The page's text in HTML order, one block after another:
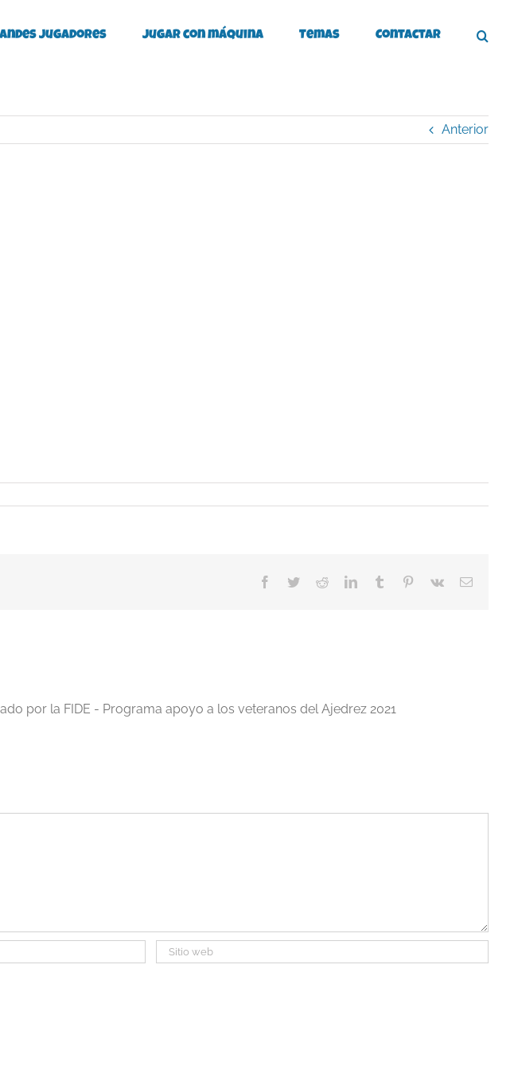
Jugadores Jugar con máquina Temas Contactar
Anterior
Facebook
TwitterRedditLinkedInTumblr Pinterest
Vk
Correo
por la FIDE - Programa apoyo a los veteranos del Ajedrez 2021